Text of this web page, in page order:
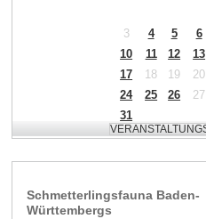
3
4 5 6
10
11 12 13
17
18 19 20
24
25 26 27
31
Schmetterlingsfauna Baden-
Württembergs